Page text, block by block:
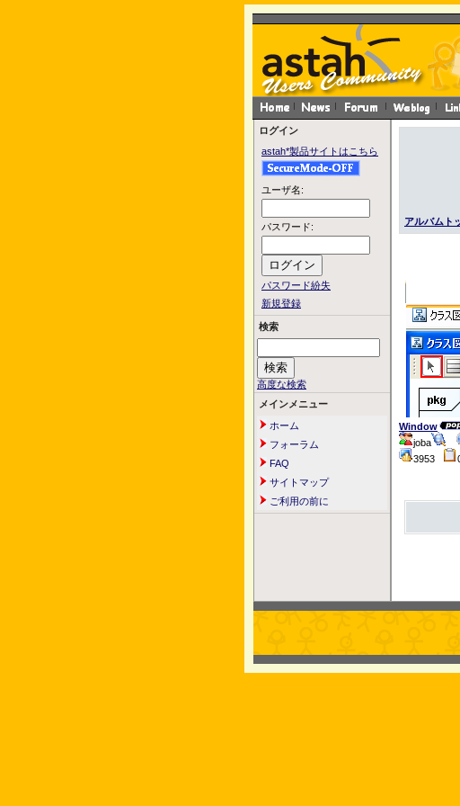
ログイン
astah*製品サイトはこちら
ユーザ名:
パスワード:
パスワード紛失
新規登録
検索
高度な検索
メインメニュー
ホーム
フォーラム
FAQ
サイトマップ
ご利用の前に
アルバムト
Window
joba
3953